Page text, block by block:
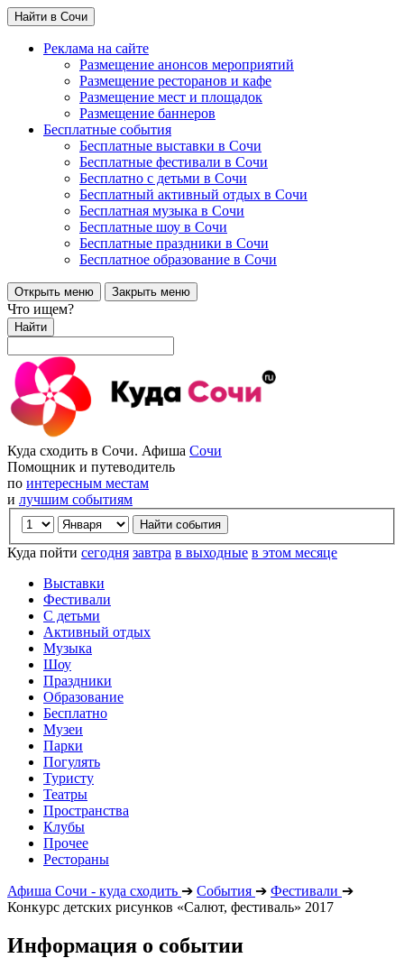
Найти в Сочи
Реклама на сайте
Размещение анонсов мероприятий
Размещение ресторанов и кафе
Размещение мест и площадок
Размещение баннеров
Бесплатные события
Бесплатные выставки в Сочи
Бесплатные фестивали в Сочи
Бесплатно с детьми в Сочи
Бесплатный активный отдых в Сочи
Бесплатная музыка в Сочи
Бесплатные шоу в Сочи
Бесплатные праздники в Сочи
Бесплатное образование в Сочи
Открыть меню Закрыть меню
Что ищем?
Найти
Куда сходить в Сочи. Афиша Сочи
Помощник и путеводитель
по интересным местам
и лучшим событиям
Куда пойти сегодня завтра в выходные в этом месяце
Выставки
Фестивали
С детьми
Активный отдых
Музыка
Шоу
Праздники
Образование
Бесплатно
Музеи
Парки
Погулять
Туристу
Театры
Пространства
Клубы
Прочее
Рестораны
Афиша Сочи - куда сходить ➔ События ➔ Фестивали ➔
Конкурс детских рисунков «Салют, фестиваль» 2017
Информация о событии